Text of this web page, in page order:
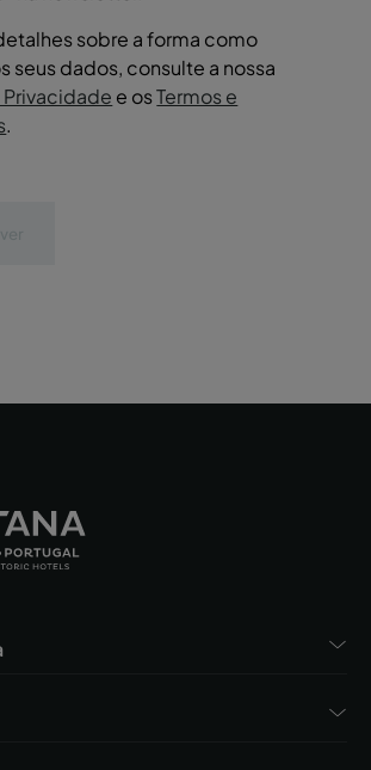
sobre a forma como
seus dados, consulte a nossa
e osTermos e
.